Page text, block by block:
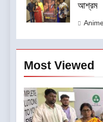
আশ্রম
Most Viewed